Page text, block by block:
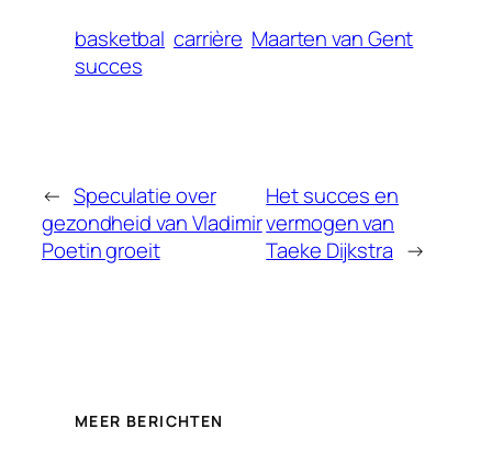
basketbal carrière Maarten van Gent
succes
← Speculatie over
gezondheid van Vladimir
Poetin groeit
Het succes en
vermogen van
Taeke Dijkstra →
MEER BERICHTEN